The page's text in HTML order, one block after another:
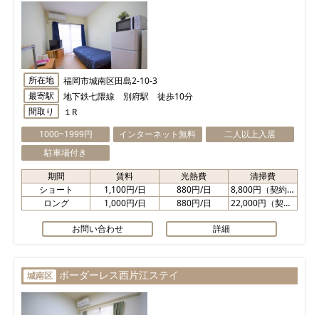
所在地
福岡市城南区田島2-10-3
最寄駅
地下鉄七隈線 別府駅 徒歩10分
間取り
１R
1000~1999円
インターネット無料
二人以上入居
駐車場付き
期間
賃料 光熱費
清掃費
ショート
1,100円/日 880円/日
8,800円（契約時）
ロング
1,000円/日 880円/日 22,000円（契約時）
お問い合わせ 詳細
城南区 ボーダーレス西片江ステイ